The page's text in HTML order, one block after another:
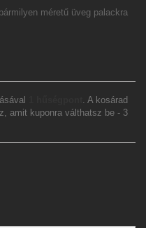
méretű üveg palackra
. A kosárad
amit kuponra válthatsz be - 3